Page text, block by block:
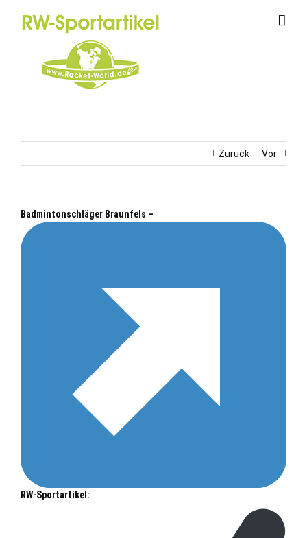
Zurück Vor
Badmintonschläger Braunfels –
RW-Sportartikel: